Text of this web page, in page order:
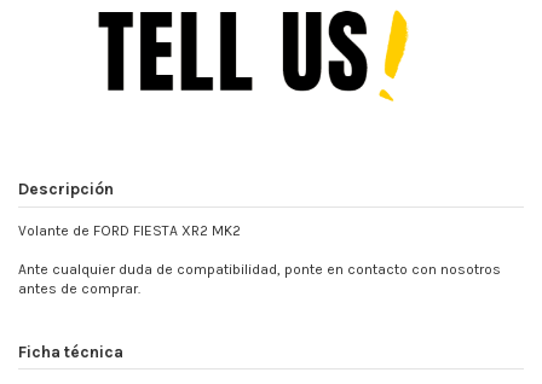
Descripción
Volante de FORD FIESTA XR2 MK2
Ante cualquier duda de compatibilidad, ponte en contacto con nosotros
antes de comprar.
Ficha técnica